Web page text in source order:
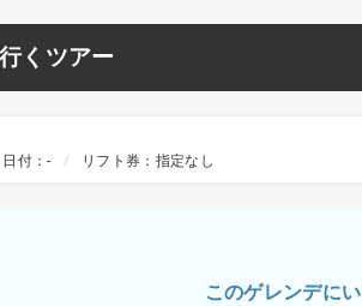
くツアー
日付：- リフト券：指定なし
このゲレンデに